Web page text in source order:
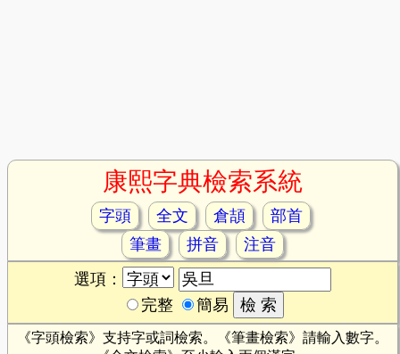
康熙字典檢索系統
字頭 全文 倉頡
部首
筆畫
拼音
注音
選項：
完整
簡易
《字頭檢索》支持字或詞檢索。《筆畫檢索》請輸入數字。